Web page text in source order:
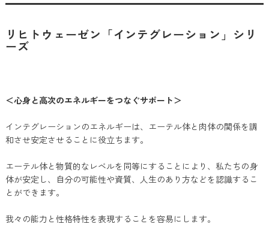
リヒトウェーゼン「インテグレーション」シリ
ーズ
＜心身と高次のエネルギーをつなぐサポート＞
インテグレーションのエネルギーは、エーテル体と肉体の関係を調
和させ安定させることに役立ちます。
エーテル体と物質的なレベルを同等にすることにより、私たちの身
体が安定し、自分の可能性や資質、人生のあり方などを認識するこ
とができます。
我々の能力と性格特性を表現することを容易にします。